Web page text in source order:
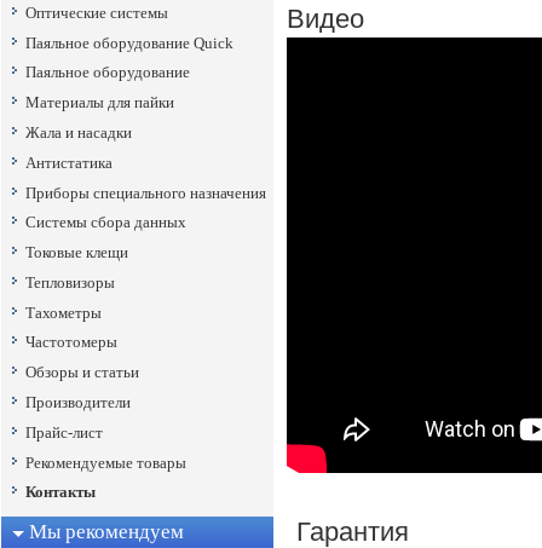
Оптические системы
Паяльное оборудование Quick
Паяльное оборудование
Материалы для пайки
Жала и насадки
Антистатика
Приборы специального назначения
Системы сбора данных
Токовые клещи
Тепловизоры
Тахометры
Частотомеры
Обзоры и статьи
Производители
Прайс-лист
Рекомендуемые товары
Контакты
Мы рекомендуем
Видео
Гарантия